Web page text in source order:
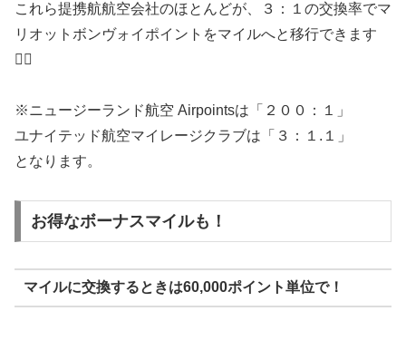
これら提携航航空会社のほとんどが、３：１の交換率でマ
リオットボンヴォイポイントをマイルへと移行できます
🙋‍♀️
※ニュージーランド航空 Airpointsは「２００：１」
ユナイテッド航空マイレージクラブは「３：１.１」
となります。
お得なボーナスマイルも！
マイルに交換するときは60,000ポイント単位で！